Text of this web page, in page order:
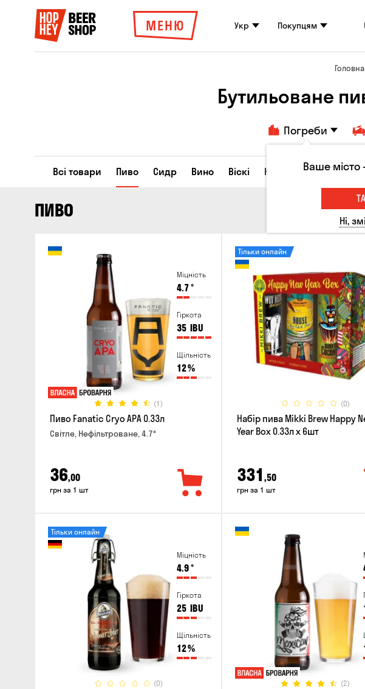
МЕНЮ Укр Покупцям
Головна
Бутильоване
Погреби
Всі товари Пиво Сидр Вино Віскі Коктейлі Горілка
ПИВО
Міцність
4.7°
Гіркота
35 IBU
Щільність
12%
(1)
Пиво Fanatic Cryo APA 0.33л
Світле, Нефільтроване, 4.7°
36,00
грн за 1 шт
(0)
Тільки онлайн
Набір пива Mikki Brew Happy
Year Box 0.33л x 6шт
331 ,50
грн за 1 шт
Міцність
4.9°
Гіркота
25 IBU
Щільність
12%
(0)
Тільки онлайн
(2)
Ваше
Ні,